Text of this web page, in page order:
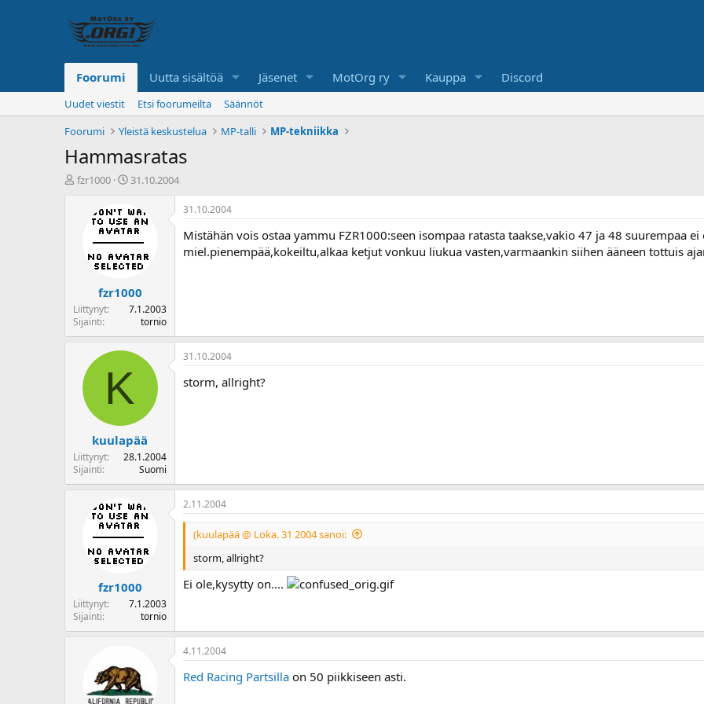
Foorumi Uutta sisältöä Jäsenet MotOrg ry Kauppa Discord
Uudet viestit Etsi foorumeilta
Säännöt
Foorumi
Yleistä keskustelua MP-talli MP-tekniikka
Hammasratas
K
u
n
a
fzr1000
A
o
t
s
ä
i
ä
31.10.2004
fzr1000
Liittynyt
7.1.2003
Sijainti
tornio
31.10.2004
Mistähän vois ostaa yammu FZR1000:seen isompaa ratasta taakse,vakio 47 ja 48 suurempaa
miel.pienempää,kokeiltu,alkaa ketjut vonkuu liukua vasten,varmaankin siihen ääneen tottuis
K
kuulapää
Liittynyt
28.1.2004
Sijainti
Suomi
31.10.2004
storm, allright?
fzr1000
Liittynyt
7.1.2003
Sijainti
tornio
2.11.2004
(kuulapää @ Loka. 31 2004 sanoi:
storm, allright?
Ei ole,kysytty on....
4.11.2004
Red Racing Partsilla on 50 piikkiseen asti.